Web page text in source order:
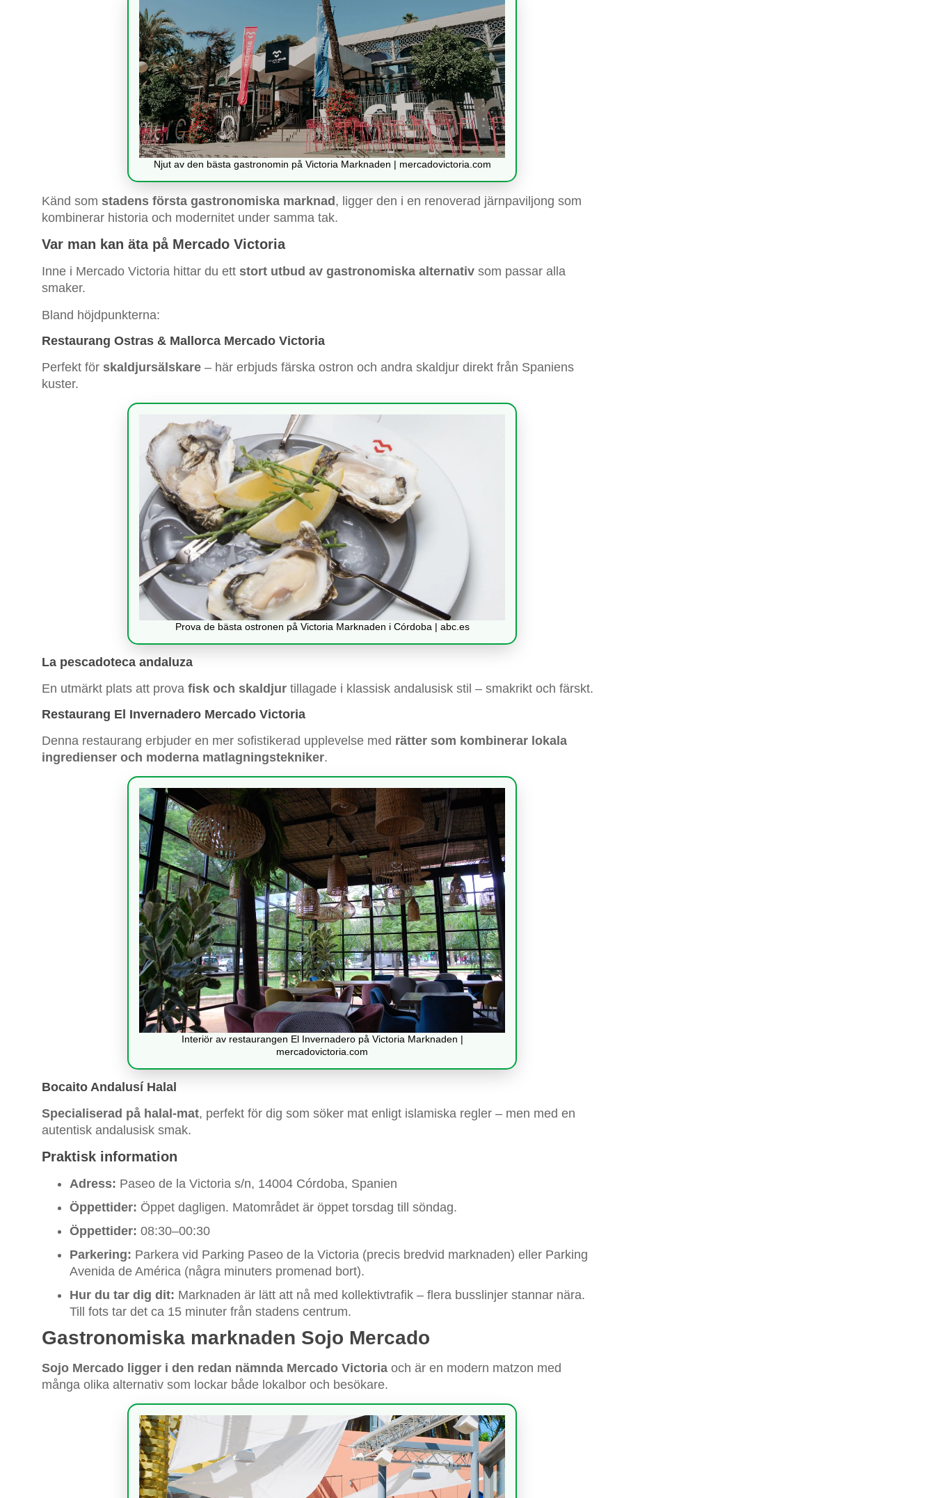
Njut av den bästa gastronomin på Victoria Marknaden | mercadovictoria.com
Känd som stadens första gastronomiska marknad, ligger den i en renoverad järnpaviljong som
kombinerar historia och modernitet under samma tak.
Var man kan äta på Mercado Victoria
Inne i Mercado Victoria hittar du ett stort utbud av gastronomiska alternativ som passar alla
smaker.
Bland höjdpunkterna:
Restaurang Ostras & Mallorca Mercado Victoria
Perfekt för skaldjursälskare – här erbjuds färska ostron och andra skaldjur direkt från Spaniens
kuster.
Prova de bästa ostronen på Victoria Marknaden i Córdoba | abc.es
La pescadoteca andaluza
En utmärkt plats att prova fisk och skaldjur tillagade i klassisk andalusisk stil – smakrikt och färskt.
Restaurang El Invernadero Mercado Victoria
Denna restaurang erbjuder en mer sofistikerad upplevelse med rätter som kombinerar lokala
ingredienser och moderna matlagningstekniker.
Interiör av restaurangen El Invernadero på Victoria Marknaden |
mercadovictoria.com
Bocaito Andalusí Halal
Specialiserad på halal-mat, perfekt för dig som söker mat enligt islamiska regler – men med en
autentisk andalusisk smak.
Praktisk information
Adress: Paseo de la Victoria s/n, 14004 Córdoba, Spanien
Öppettider: Öppet dagligen. Matområdet är öppet torsdag till söndag.
Öppettider: 08:30–00:30
Parkering: Parkera vid Parking Paseo de la Victoria (precis bredvid marknaden) eller Parking
Avenida de América (några minuters promenad bort).
Hur du tar dig dit: Marknaden är lätt att nå med kollektivtrafik – flera busslinjer stannar nära.
Till fots tar det ca 15 minuter från stadens centrum.
Gastronomiska marknaden Sojo Mercado
Sojo Mercado ligger i den redan nämnda Mercado Victoria och är en modern matzon med
många olika alternativ som lockar både lokalbor och besökare.